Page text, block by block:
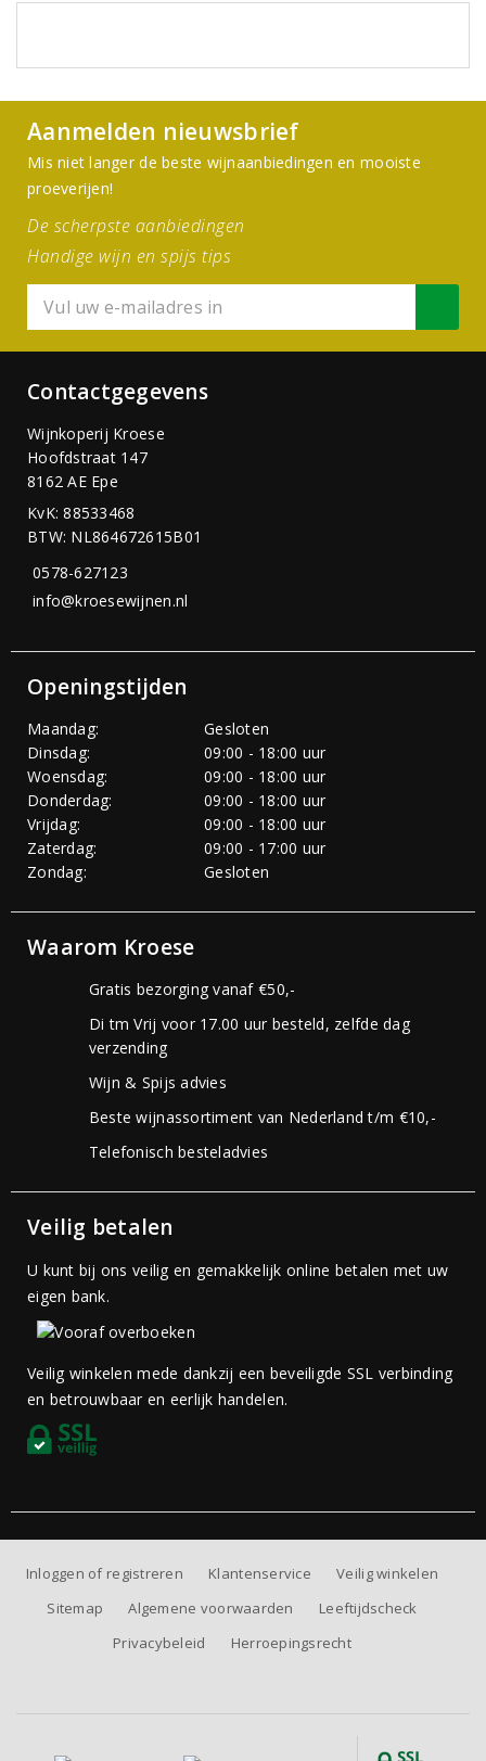
Aanmelden nieuwsbrief
Mis niet langer de beste wijnaanbiedingen en mooiste
proeverijen!
De scherpste aanbiedingen
Handige wijn en spijs tips
Contactgegevens
Wijnkoperij Kroese
Hoofdstraat 147
8162 AE Epe
KvK: 88533468
BTW: NL864672615B01
0578-627123
info@kroesewijnen.nl
Openingstijden
Maandag:
Gesloten
Dinsdag:
09:00 - 18:00 uur
Woensdag:
09:00 - 18:00 uur
Donderdag:
09:00 - 18:00 uur
Vrijdag:
09:00 - 18:00 uur
Zaterdag:
09:00 - 17:00 uur
Zondag:
Gesloten
Waarom Kroese
Gratis bezorging vanaf €50,-
Di tm Vrij voor 17.00 uur besteld, zelfde dag
verzending
Wijn & Spijs advies
Beste wijnassortiment van Nederland t/m €10,-
Telefonisch besteladvies
Veilig betalen
U kunt bij ons veilig en gemakkelijk online betalen met uw
eigen bank.
Veilig winkelen mede dankzij een beveiligde SSL verbinding
en betrouwbaar en eerlijk handelen.
Inloggen of registreren Klantenservice
Veilig winkelen
Sitemap
Algemene voorwaarden
Leeftijdscheck
Privacybeleid
Herroepingsrecht